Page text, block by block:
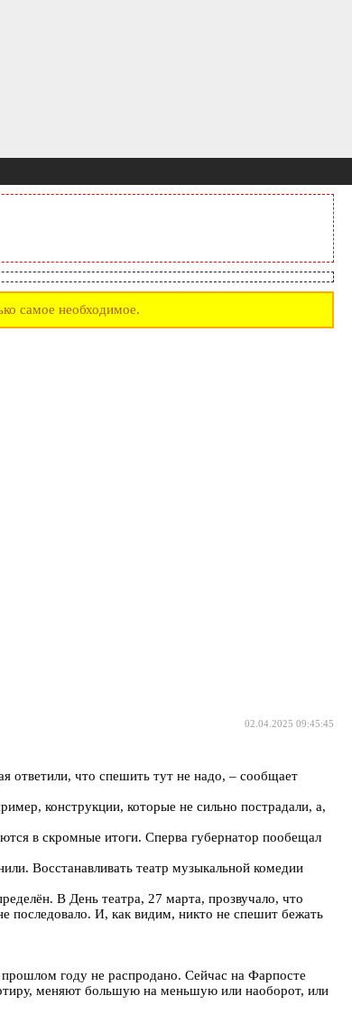
самое необходимое.
02.04.2025 09:45:45
ответили, что спешить тут не надо, – сообщает
конструкции, которые не сильно пострадали, а,
в скромные итоги. Сперва губернатор пообещал
Восстанавливать театр музыкальной комедии
В День театра, 27 марта, прозвучало, что
последовало. И, как видим, никто не спешит бежать
году не распродано. Сейчас на Фарпосте
меняют большую на меньшую или наоборот, или